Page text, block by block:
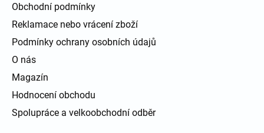
Obchodní podmínky
Reklamace nebo vrácení zboží
Podmínky ochrany osobních údajů
O nás
Magazín
Hodnocení obchodu
Spolupráce a velkoobchodní odběr